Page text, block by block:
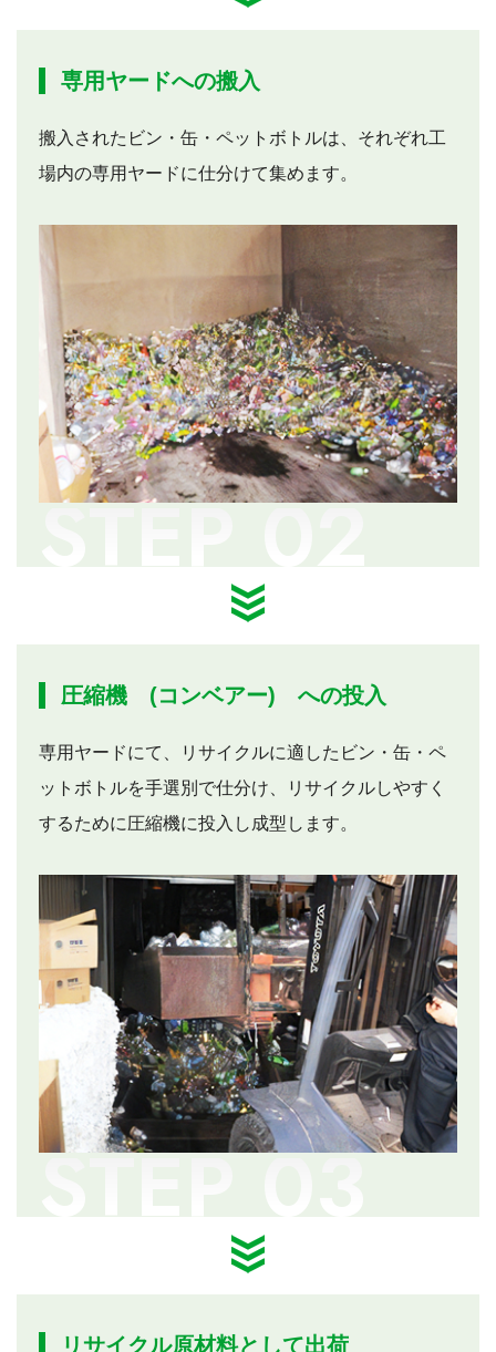
専用ヤードへの搬入
搬入されたビン・缶・ペットボトルは、それぞれ工
場内の専用ヤードに仕分けて集めます。
圧縮機 (コンベアー) への投入
専用ヤードにて、リサイクルに適したビン・缶・ペ
ットボトルを手選別で仕分け、リサイクルしやすく
するために圧縮機に投入し成型します。
リサイクル原材料として出荷